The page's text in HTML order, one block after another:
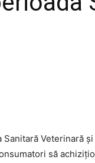
Veterinară
să